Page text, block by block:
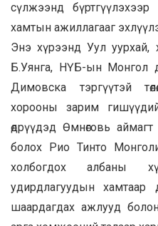
сүлжээнд
хамтын ажиллагааг
Энэ хүрээнд Уул
Б.Уянга, НҮБ-ын Монгол
Димовска тэргүүтэй
хорооны зарим
өдрүүдэд Өмнөговь
болох Рио Тинто
холбогдох албаны
удирдлагуудын
шаардагдах ажлууд